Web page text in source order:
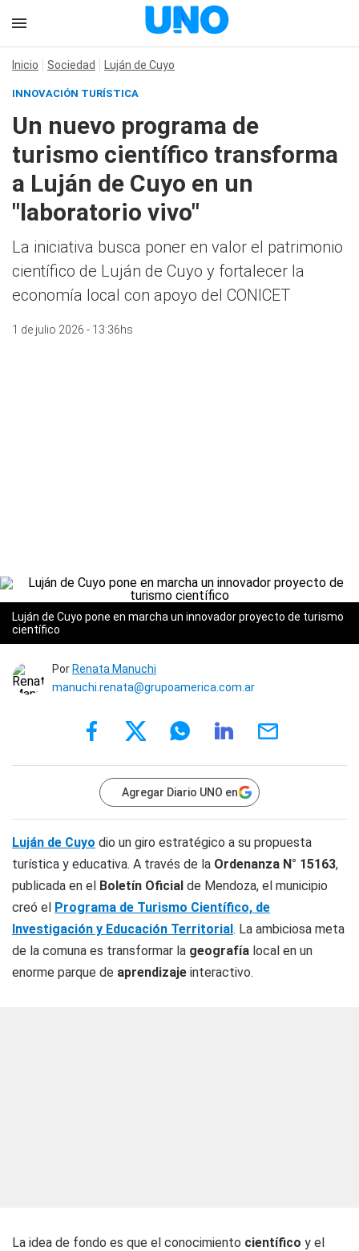
Inicio Sociedad Luján de Cuyo
INNOVACIÓN TURÍSTICA
Un nuevo programa de
turismo científico transforma
a Luján de Cuyo en un
"laboratorio vivo"
La iniciativa busca poner en valor el patrimonio
científico de Luján de Cuyo y fortalecer la
economía local con apoyo del CONICET
1 de julio 2026 - 13:36hs
Luján de Cuyo pone en marcha un innovador proyecto de turismo
científico
Por Renata Manuchi
manuchi.renata@grupoamerica.com.ar
Agregar Diario UNO en
Luján de Cuyo dio un giro estratégico a su propuesta
turística y educativa. A través de la Ordenanza N° 15163,
publicada en el Boletín Oficial de Mendoza, el municipio
creó el Programa de Turismo Científico, de
Investigación y Educación Territorial. La ambiciosa meta
de la comuna es transformar la geografía local en un
enorme parque de aprendizaje interactivo.
La idea de fondo es que el conocimiento científico y el